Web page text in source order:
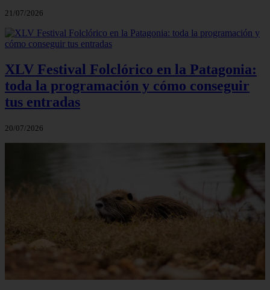
21/07/2026
XLV Festival Folclórico en la Patagonia:
toda la programación y cómo conseguir
tus entradas
20/07/2026